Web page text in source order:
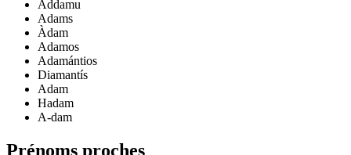
Addamu
Adams
Àdam
Adamos
Adamántios
Diamantís
Adam
Hadam
A-dam
Prénoms proches